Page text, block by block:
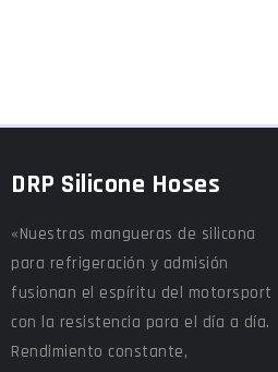
DRP Silicone Hoses
«Nuestras mangueras de silicona
para refrigeración y admisión
fusionan el espíritu del motorsport
con la resistencia para el día a día.
Rendimiento constante,